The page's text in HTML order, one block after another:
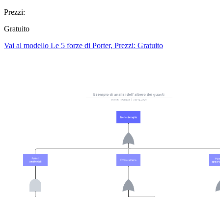
Prezzi:
Gratuito
Vai al modello Le 5 forze di Porter, Prezzi: Gratuito